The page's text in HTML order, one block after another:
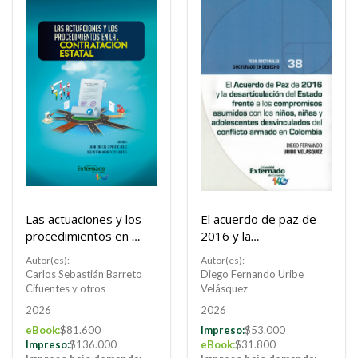
Las actuaciones y los
procedimientos en la
Contratación Estatal
Congreso
Internacional de
Contratación Estatal
Autor(es):
Carlos Sebastián Barreto
Cifuentes y otros
2026
eBook:$81.600
Impreso:$136.000
El acuerdo de paz de
2016 y la
desarticulación del
estado frente a los
compromisos
asumidos con los
adolescentes
desvinculados del
Autor(es):
Diego Fernando Uribe
Velásquez
2026
Impreso:$53.000
eBook:$31.800